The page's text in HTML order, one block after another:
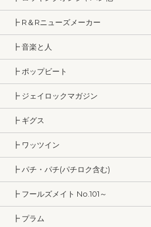
┣ R＆Rニューズメーカー
┣ 音楽と人
┣ ポップビート
┣ ジェイロックマガジン
┣ ギグス
┣ ワッツイン
┣ パチ・パチ(パチロク含む)
┣ フールズメイト No.101～
┣ プラム